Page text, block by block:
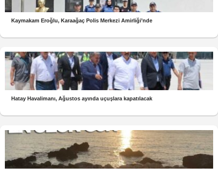
Kaymakam Eroğlu, Karaağaç Polis Merkezi Amirliği’nde
Hatay Havalimanı, Ağustos ayında uçuşlara kapatılacak